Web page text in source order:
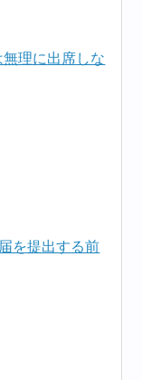
理に出席しな
を提出する前